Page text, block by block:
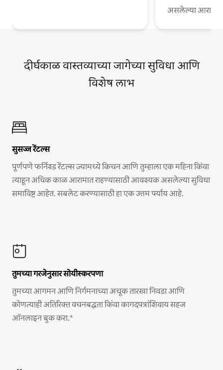
असलेल्या
दीर्घकाळ वास्तव्याच्या जागेच्या सुविधा आणि
विशेष लाभ
सुसज्ज रेंटल्स
पूर्णपणे फर्निश्ड रेंटल्स ज्यामध्ये किचन आणि तुम्हाला एक महिना किंवा
त्याहून अधिक काळ आरामात राहण्यासाठी आवश्यक असलेल्या सुविधा
समाविष्ट आहेत. सबलेट करण्यासाठी हा एक उत्तम पर्याय आहे.
तुमच्या गरजेनुसार सोयीस्करपणा
तुमच्या आगमन आणि निर्गमनाच्या अचूक तारखा निवडा आणि
कोणत्याही अतिरिक्त वचनबद्धता किंवा कागदपत्रांशिवाय सहज
ऑनलाइन बुक करा.*